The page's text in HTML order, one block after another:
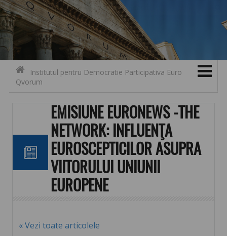
Contact
Skip to content
Institutul pentru Democratie Participativa Euro
Qvorum
EMISIUNE EURONEWS -THE
NETWORK: INFLUENŢA
EUROSCEPTICILOR ASUPRA
VIITORULUI UNIUNII
EUROPENE
« Vezi toate articolele